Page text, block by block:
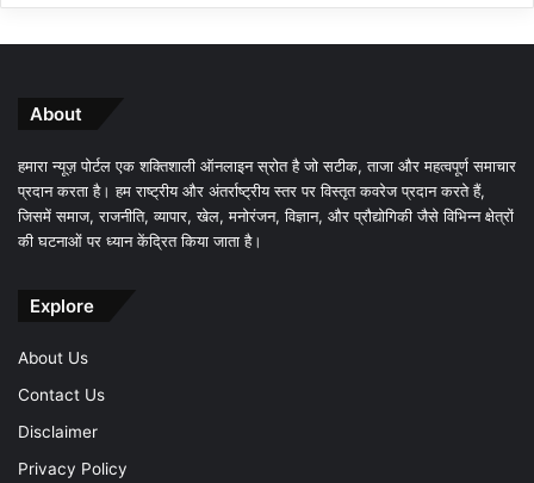
About
हमारा न्यूज़ पोर्टल एक शक्तिशाली ऑनलाइन स्रोत है जो सटीक, ताजा और महत्वपूर्ण समाचार
प्रदान करता है। हम राष्ट्रीय और अंतर्राष्ट्रीय स्तर पर विस्तृत कवरेज प्रदान करते हैं,
जिसमें समाज, राजनीति, व्यापार, खेल, मनोरंजन, विज्ञान, और प्रौद्योगिकी जैसे विभिन्न क्षेत्रों
की घटनाओं पर ध्यान केंद्रित किया जाता है।
Explore
About Us
Contact Us
Disclaimer
Privacy Policy